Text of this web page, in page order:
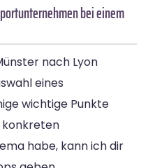
bei einem
nach Lyon
eines
wichtige Punkte
konkreten
habe, kann ich dir